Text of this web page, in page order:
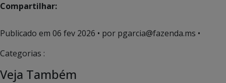
Compartilhar:
Publicado em 06 fev 2026 • por pgarcia@fazenda.ms •
Categorias :
Veja Também